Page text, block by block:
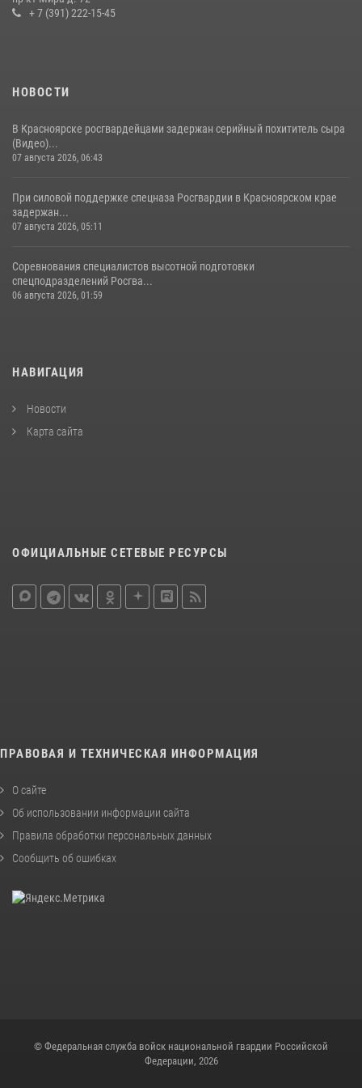
+ 7 (391) 222-15-45
НОВОСТИ
В Красноярске росгвардейцами задержан серийный похититель сыра
(Видео)...
07 августа 2026, 06:43
При силовой поддержке спецназа Росгвардии в Красноярском крае
задержан...
07 августа 2026, 05:11
Соревнования специалистов высотной подготовки
спецподразделений Росгва...
06 августа 2026, 01:59
НАВИГАЦИЯ
Новости
Карта сайта
ОФИЦИАЛЬНЫЕ СЕТЕВЫЕ РЕСУРСЫ
ПРАВОВАЯ И ТЕХНИЧЕСКАЯ ИНФОРМАЦИЯ
О сайте
Об использовании информации сайта
Правила обработки персональных данных
Сообщить об ошибках
© Федеральная служба войск национальной гвардии Российской
Федерации, 2026